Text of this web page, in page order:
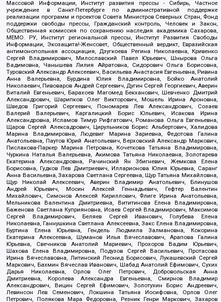
Массовой Информации, Институт развития прессы - Сибирь, Частное
учреждение в Санкт-Петербурге по административной поддержке
реализации программ и проектов Совета Министров Северных Стран, Фонд
поддержки свободы прессы, Гражданский контроль, Человек и Закон,
Общественная комиссия по сохранению наследия академика Сахарова,
МЕМО. РУ, Институт региональной прессы, Институт Развития Свободы
Информации, Экозащита!-Женсовет, Общественный вердикт, Евразийская
антимонопольная ассоциация, Дзугкоева Регина Николаевна, Кривенко
Сергей Владимирович, Милославский Павел Юрьевич, Шнырова Ольга
Вадимовна, Чанышева Лилия Айратовна, Сидорович Ольга Борисовна,
Туровский Александр Алексеевич, Васильева Анастасия Евгеньевна, Ривина
Анна Валерьевна, Бурдина Юлия Владимировна, Бойко Анатолий
Николаевич, Пивоваров Андрей Сергеевич, Дугин Сергей Георгиевич, Аверин
Виталий Евгеньевич, Барахоев Магомед Бекханович, Шевченко Дмитрий
Александрович, Шарипков Олег Викторович, Мошель Ирина Ароновна,
Шведов Григорий Сергеевич, Пономарев Лев Александрович, Созаев
Валерий Валерьевич, Каргалицкий Борис Юльевич, Исакова Ирина
Александровна, Исламов Тимур Рифгатович, Романова Ольга Евгеньевна,
Щаров Сергей Алексадрович, Цирульников Борис Альбертович, Халидова
Марина Владимировна, Людевиг Марина Зариевна, Федотова Галина
Анатольевна, Паутов Юрий Анатольевич, Верховский Александр Маркович,
Пислакова-Паркер Марина Петровна, Кочеткова Татьяна Владимировна,
Чуркина Наталья Валерьевна, Акимова Татьяна Николаевна, Золотарева
Екатерина Александровна, Рачинский Ян Збигневич, Жемкова Елена
Борисовна, Гудков Лев Дмитриевич, Илларионова Юлия Юрьевна, Саранг
Анна Васильевна, Захарова Светлана Сергеевна, Щур Татьяна Михайловна,
Щур Николай Алексеевич, Аверин Владимир Анатольевич, Блинушов
Андрей Юрьевич, Мосин Алексей Геннадьевич, Гефтер Валентин
Михайлович, Симонов Алексей Кириллович, Флиге Ирина Анатольевна,
Мельникова Валентина Дмитриевна, Вититинова Елена Владимировна,
Баженова Светлана Куприяновна, Исаев Сергей Владимирович, Максимов
Сергей Владимирович, Беляев Сергей Иванович, Голубева Елена
Николаевна, Ганнушкина Светлана Алексеевна, Закс Елена Владимировна,
Буртина Елена Юрьевна, Гендель Людмила Залмановна, Кокорина
Екатерина Алексеевна, Шуманов Илья Вячеславович, Арапова Галина
Юрьевна, Свечников Анатолий Мариевич, Прохоров Вадим Юрьевич,
Шахова Елена Владимировна, Подузов Сергей Васильевич, Протасова
Ирина Вячеславовна, Литинский Леонид Борисович, Лукашевский Сергей
Маркович, Бахмин Вячеслав Иванович, Шабад Анатолий Ефимович, Сухих
Дарья Николаевна, Орлов Олег Петрович, Добровольская Анна
Дмитриевна, Королева Александра Евгеньевна, Смирнов Владимир
Александрович, Вицин Сергей Ефимович, Золотухин Борис Андреевич,
Левинсон Лев Семенович, Локшина Татьяна Иосифовна, Орлов Олег
Петрович, Полякова Мара Федоровна, Резник Генри Маркович, Захаров